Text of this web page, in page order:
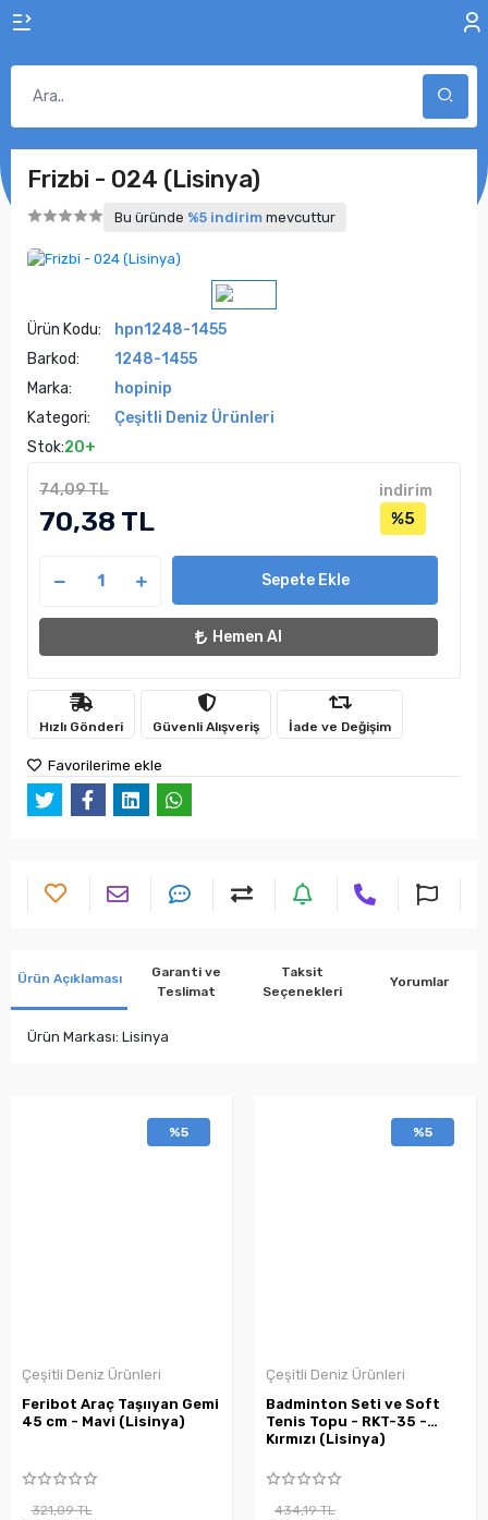
Frizbi - 024 (Lisinya)
Bu üründe %5 indirim mevcuttur
Ürün Kodu:
hpn1248-1455
Barkod:
1248-1455
Marka:
hopinip
Kategori:
Çeşitli Deniz Ürünleri
Stok:20+
74,09 TL
70,38 TL
indirim
%5
Sepete Ekle
Hemen Al
Hızlı Gönderi Güvenli Alışveriş İade ve Değişim
Favorilerime ekle
Ürün Açıklaması
Garanti ve
Teslimat
Taksit
Seçenekleri
Yorumlar
Ürün Markası: Lisinya
%5
Çeşitli Deniz Ürünleri
Feribot Araç Taşııyan Gemi
45 cm - Mavi (Lisinya)
321,09 TL
%5
Çeşitli Deniz Ürünleri
Badminton Seti ve Soft
Tenis Topu - RKT-35 -
Kırmızı (Lisinya)
434,19 TL